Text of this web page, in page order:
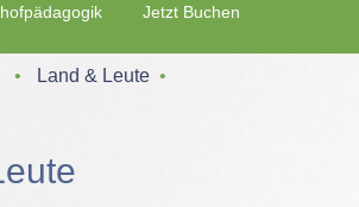
Jetzt Buchen
‌ • ‌ Land & Leute ‌ • ‌